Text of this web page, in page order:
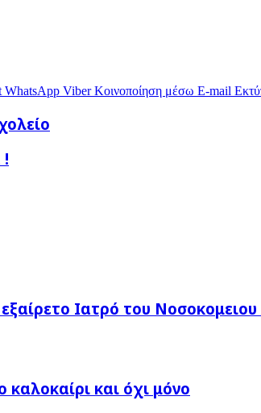
WhatsApp Viber Κοινοποίηση μέσω E-mail
!
Ιατρό του
και όχι μόνο